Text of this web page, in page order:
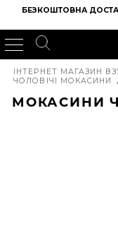
БЕЗКОШТОВНА
ІНТЕРНЕТ МАГАЗИН
ЧОЛОВІЧІ МОКАСИНИ
МОКАСИНИ